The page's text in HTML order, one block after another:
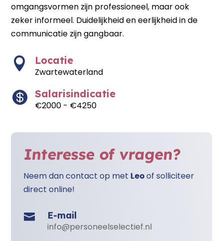
omgangsvormen zijn professioneel, maar ook
zeker informeel. Duidelijkheid en eerlijkheid in de
communicatie zijn gangbaar.
 Locatie
Zwartewaterland
 Salarisindicatie
€2000 - €4250
Interesse of vragen?
Neem dan contact op met Leoof solliciteer
direct online!

E-mail
info@personeelselectief.nl